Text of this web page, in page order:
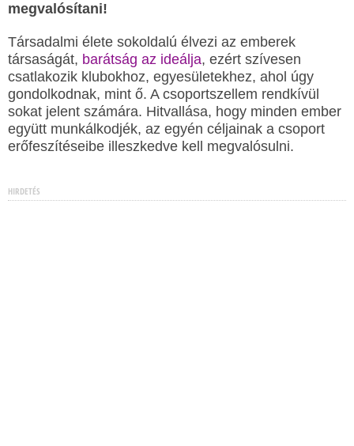
megvalósítani!
Társadalmi élete sokoldalú élvezi az emberek
társaságát, barátság az ideálja, ezért szívesen
csatlakozik klubokhoz, egyesületekhez, ahol úgy
gondolkodnak, mint ő. A csoportszellem rendkívül
sokat jelent számára. Hitvallása, hogy minden ember
együtt munkálkodjék, az egyén céljainak a csoport
erőfeszítéseibe illeszkedve kell megvalósulni.
HIRDETÉS